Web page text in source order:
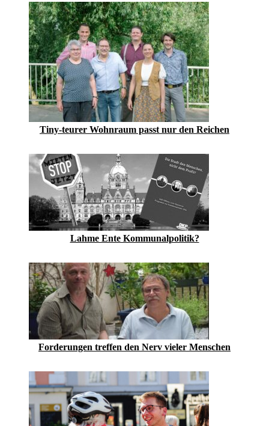
Tiny-teurer Wohnraum passt nur den Reichen
Lahme Ente Kommunalpolitik?
Forderungen treffen den Nerv vieler Menschen